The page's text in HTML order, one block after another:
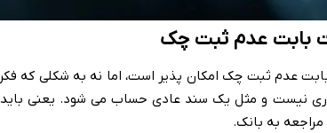
بابت عدم ثبت چک
عدم ثبت چک امکان پذیر است، اما نه به شکلی که
نیست و مثل یک سند عادی حساب می شود. یعنی باید
مراجعه به بانک.